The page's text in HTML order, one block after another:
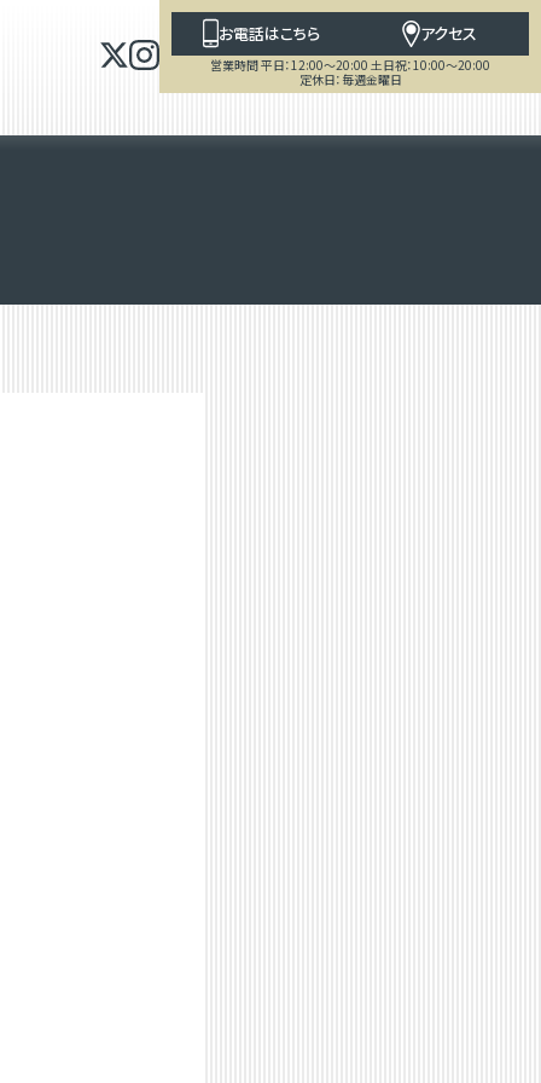
お電話はこちら アクセス
営業時間 平日：12:00～20:00 土日祝：10:00～20:00
定休日：毎週金曜日